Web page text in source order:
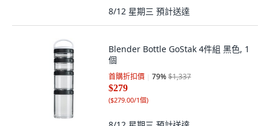
8/12 星期三 預計送達
Blender Bottle GoStak 4件組 黑色, 1
個
首購折扣價 79%$1,337
$279
($279.00/1個)